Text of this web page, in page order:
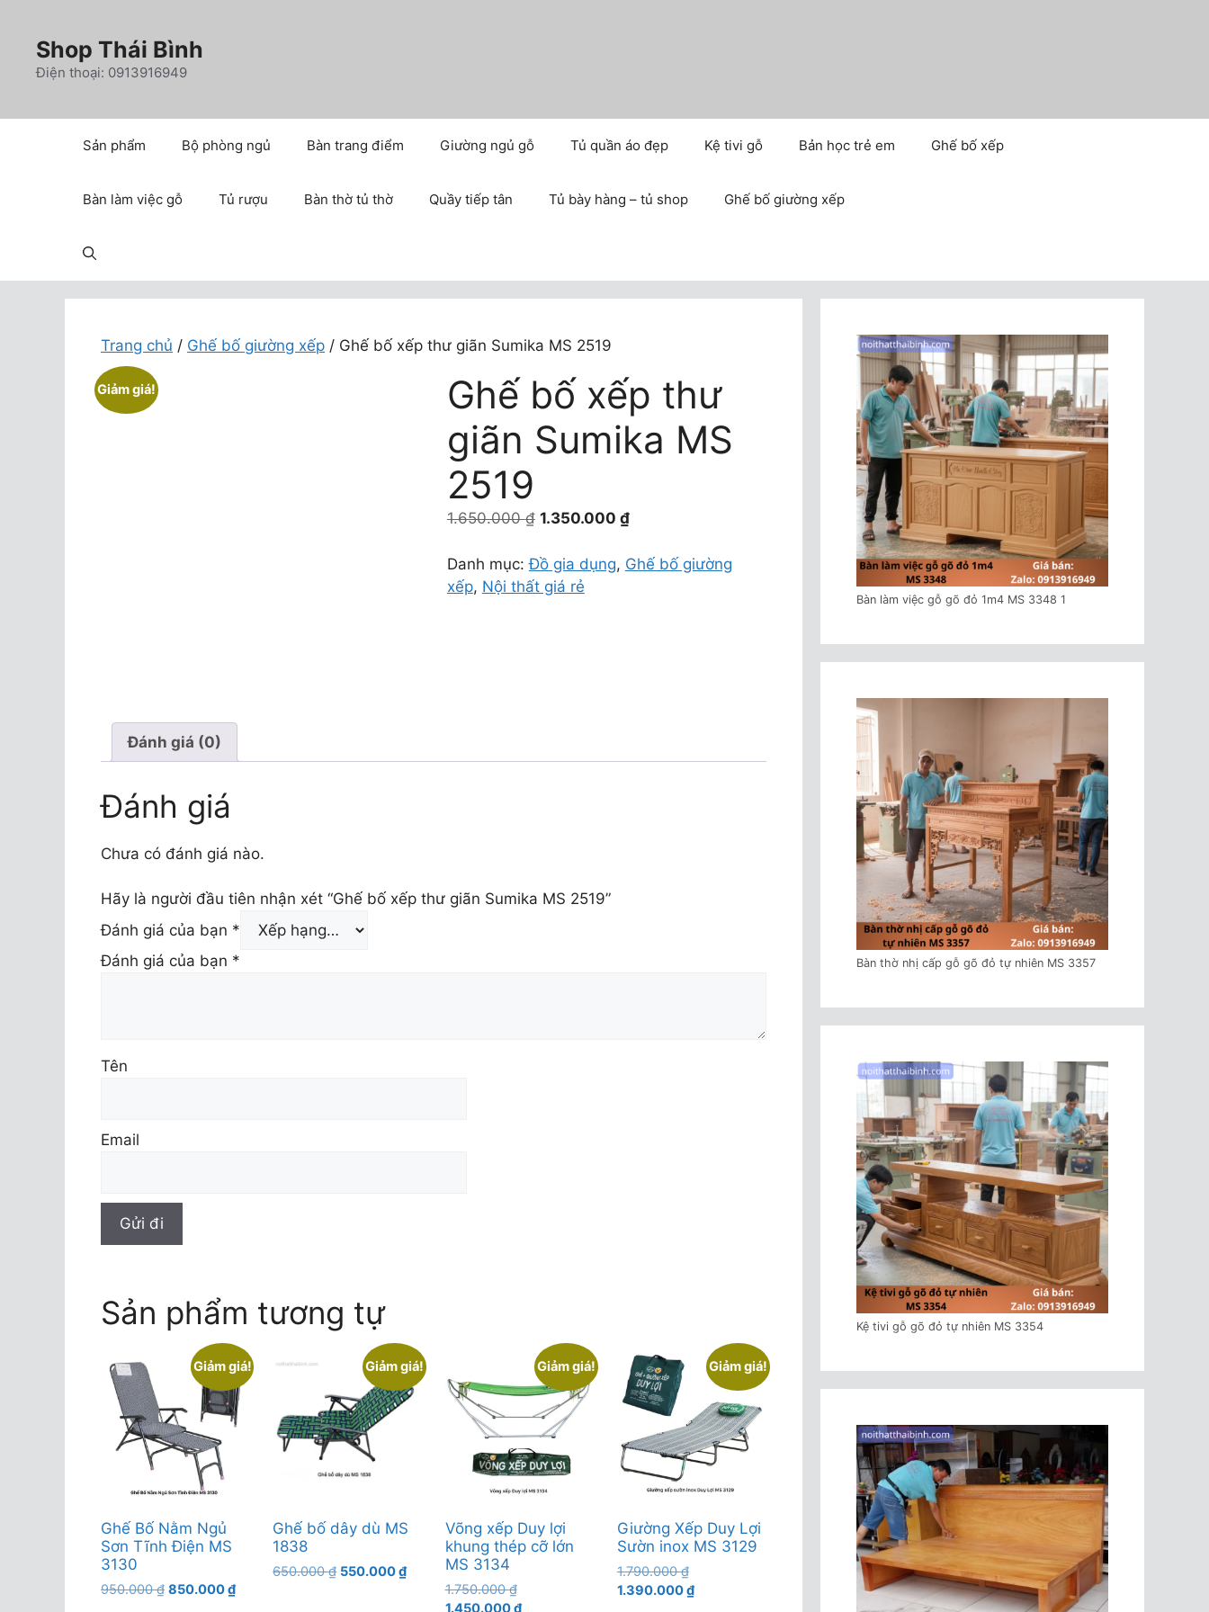
dung
Shop Thái Bình
Điện thoại: 0913916949
Sản phẩm Bộ phòng ngủ Bàn trang điểm Giường ngủ gỗ Tủ quần áo đẹp Kệ tivi gỗ Bản học trẻ em Ghế bố xếp
Bàn làm việc gỗ Tủ rượu Bàn thờ tủ thờ Quầy tiếp tân Tủ bày hàng – tủ shop Ghế bố giường xếp
Trang chủ / Ghế bố giường xếp / Ghế bố xếp thư giãn Sumika MS 2519
Giảm giá!
Ghế bố xếp thư
giãn Sumika MS
2519
1.650.000₫ Giá
là:
1.650.000 ₫.
1.350.000 ₫Giá
tại
Danh mục:Đồ gia dụng, Ghế bố giường
xếp, Nội thất giá rẻ
Đánh giá (0)
Đánh giá
Chưa có đánh giá nào.
Hãy là người đầu tiên nhận xét “Ghế bố xếp thư giãn Sumika MS 2519”
Đánh giá của bạn *
Đánh giá của bạn *
Tên
Email
Sản phẩm tương tự
Giảm giá!
Ghế Bố Nằm Ngủ
Sơn Tĩnh Điện MS
3130
950.000₫ Giá
850.000₫Giá
Giảm giá!
Ghế bố dây dù MS
1838
650.000₫ Giá
550.000₫Giá
Giảm giá!
Võng xếp Duy lợi
khung thép cỡ lớn
MS 3134
1.750.000₫Giá
gốc
1.450.000₫Giá
Giảm giá!
Giường Xếp Duy Lợi
Sườn inox MS 3129
1.790.000₫Giá
gốc
1.390.000₫Giá
Bàn làm việc gỗ gõ đỏ 1m4 MS 3348 1
Bàn thờ nhị cấp gỗ gõ đỏ tự nhiên MS 3357
Kệ tivi gỗ gõ đỏ tự nhiên MS 3354